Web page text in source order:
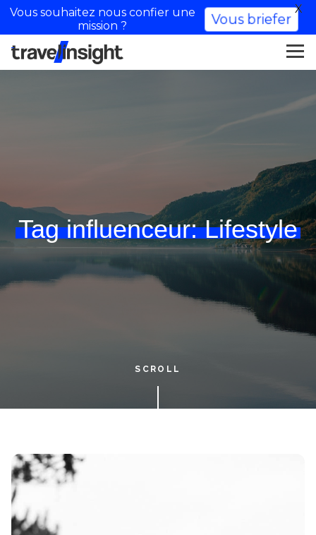
Tag influenceur:Lifestyle
SCROLL
Vous souhaitez nous confier une
mission ?
Vous briefer
X